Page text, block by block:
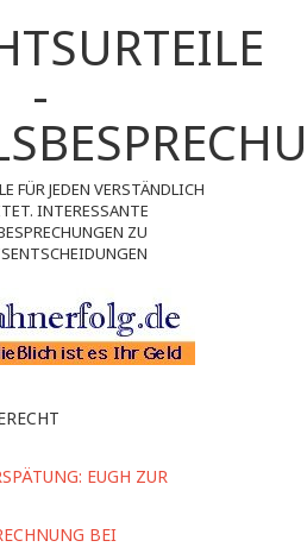
-
FÜR JEDEN VERSTÄNDLICH
INTERESSANTE
ZU
EUGH ZUR
BEI